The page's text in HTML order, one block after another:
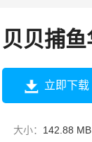
贝贝捕
立即下载
大小： 142.88 MB